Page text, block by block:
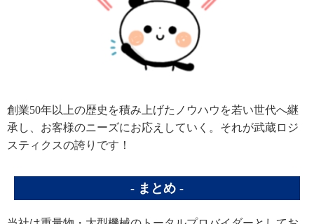
創業50年以上の歴史を積み上げたノウハウを若い世代へ継
承し、お客様のニーズにお応えしていく。それが武蔵ロジ
スティクスの誇りです！
まとめ